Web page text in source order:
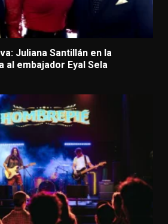
Juliana Santillán en la
al embajador Eyal Sela